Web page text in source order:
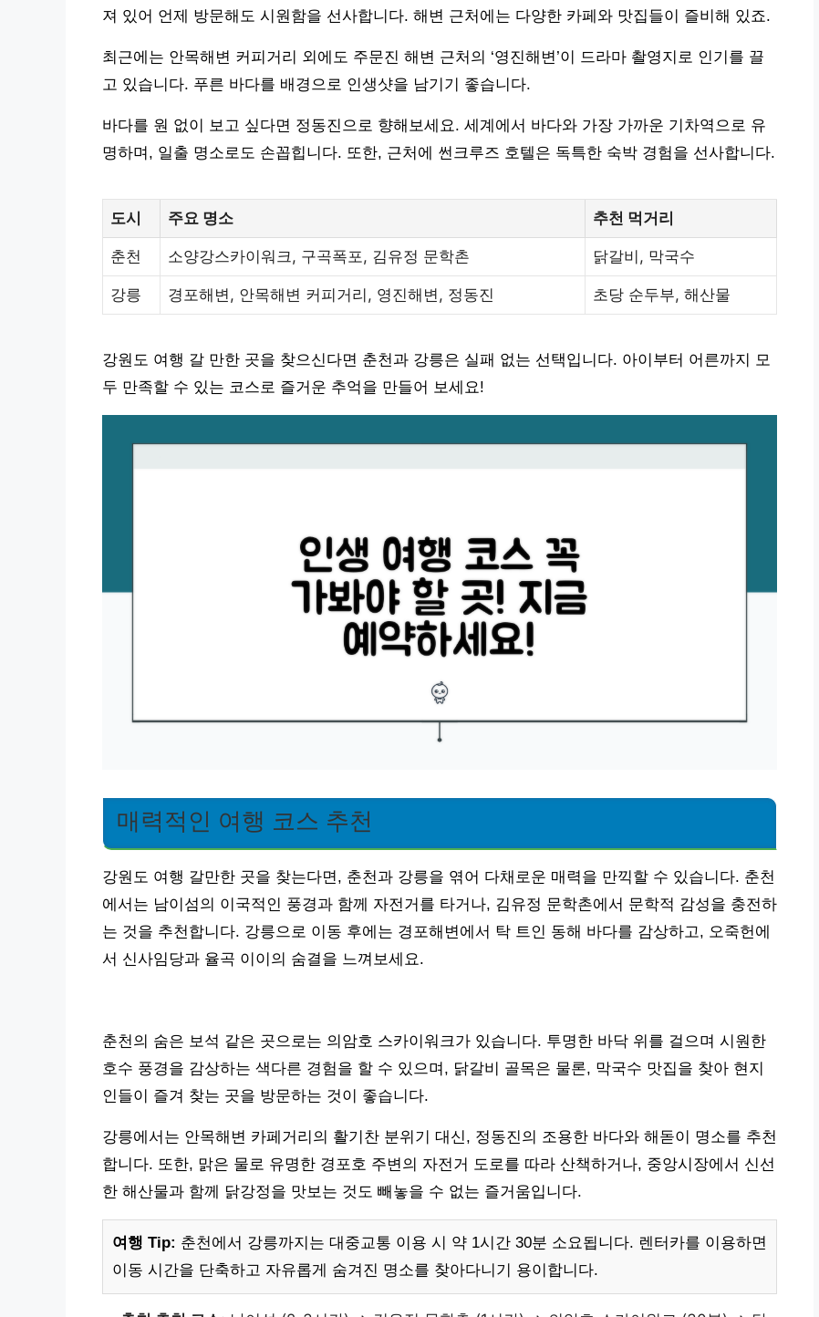
져 있어 언제 방문해도 시원함을 선사합니다. 해변 근처에는 다양한 카페와 맛집들이 즐비해 있죠.
최근에는 안목해변 커피거리 외에도 주문진 해변 근처의 ‘영진해변’이 드라마 촬영지로 인기를 끌
고 있습니다. 푸른 바다를 배경으로 인생샷을 남기기 좋습니다.
바다를 원 없이 보고 싶다면 정동진으로 향해보세요. 세계에서 바다와 가장 가까운 기차역으로 유
명하며, 일출 명소로도 손꼽힙니다. 또한, 근처에 썬크루즈 호텔은 독특한 숙박 경험을 선사합니다.
도시 주요 명소 추천 먹거리
춘천 소양강스카이워크, 구곡폭포, 김유정 문학촌 닭갈비, 막국수
강릉 경포해변, 안목해변 커피거리, 영진해변, 정동진 초당 순두부, 해산물
강원도 여행 갈 만한 곳을 찾으신다면 춘천과 강릉은 실패 없는 선택입니다. 아이부터 어른까지 모
두 만족할 수 있는 코스로 즐거운 추억을 만들어 보세요!
매력적인 여행 코스 추천
강원도 여행 갈만한 곳을 찾는다면, 춘천과 강릉을 엮어 다채로운 매력을 만끽할 수 있습니다. 춘천
에서는 남이섬의 이국적인 풍경과 함께 자전거를 타거나, 김유정 문학촌에서 문학적 감성을 충전하
는 것을 추천합니다. 강릉으로 이동 후에는 경포해변에서 탁 트인 동해 바다를 감상하고, 오죽헌에
서 신사임당과 율곡 이이의 숨결을 느껴보세요.
춘천의 숨은 보석 같은 곳으로는 의암호 스카이워크가 있습니다. 투명한 바닥 위를 걸으며 시원한
호수 풍경을 감상하는 색다른 경험을 할 수 있으며, 닭갈비 골목은 물론, 막국수 맛집을 찾아 현지
인들이 즐겨 찾는 곳을 방문하는 것이 좋습니다.
강릉에서는 안목해변 카페거리의 활기찬 분위기 대신, 정동진의 조용한 바다와 해돋이 명소를 추천
합니다. 또한, 맑은 물로 유명한 경포호 주변의 자전거 도로를 따라 산책하거나, 중앙시장에서 신선
한 해산물과 함께 닭강정을 맛보는 것도 빼놓을 수 없는 즐거움입니다.
여행 Tip: 춘천에서 강릉까지는 대중교통 이용 시 약 1시간 30분 소요됩니다. 렌터카를 이용하면
이동 시간을 단축하고 자유롭게 숨겨진 명소를 찾아다니기 용이합니다.